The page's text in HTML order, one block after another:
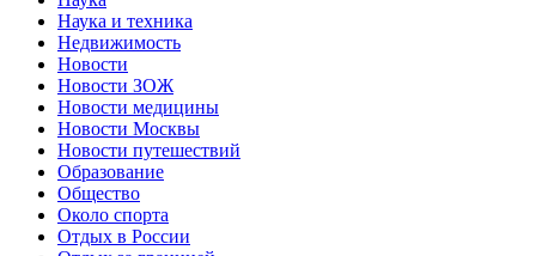
Наука и техника
Недвижимость
Новости
Новости ЗОЖ
Новости медицины
Новости Москвы
Новости путешествий
Образование
Общество
Около спорта
Отдых в России